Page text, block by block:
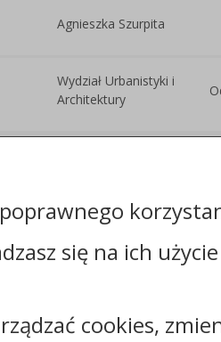
Agnieszka Szurpita
Wydział Urbanistyki i
Architektury
się na ich
cookies,